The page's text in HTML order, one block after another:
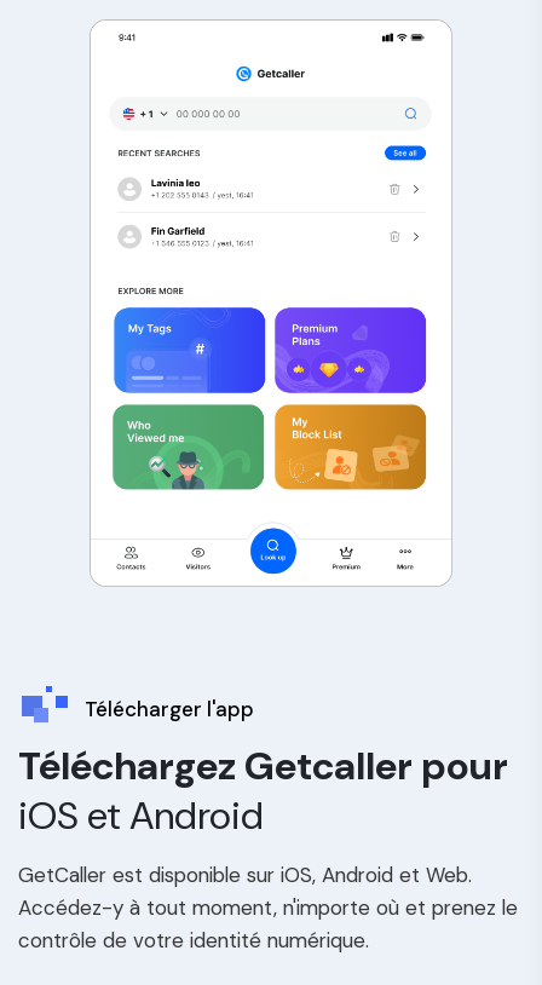
Télécharger l'app
Téléchargez Getcaller pour
iOS et Android
GetCaller est disponible sur iOS, Android et Web.
Accédez-y à tout moment, n'importe où et prenez le
contrôle de votre identité numérique.